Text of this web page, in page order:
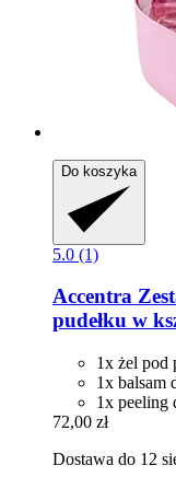
Do koszyka
5.0 (1)
Accentra
pudełku w
1x żel pod
1x balsam
1x peeling
72,00 zł
Dostawa do 12